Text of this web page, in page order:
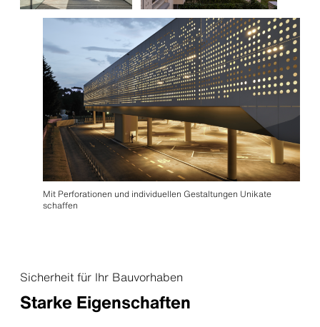
Mit Perforationen und individuellen Gestaltungen Unikate
schaffen
Sicherheit für Ihr Bauvorhaben
Starke Eigenschaften